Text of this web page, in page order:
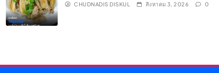
CHUDNADIS DISKUL สิงหาคม 3, 2026 0